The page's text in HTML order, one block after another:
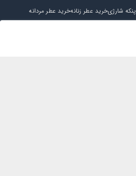
پنکه شارژیخرید عطر زنانهخرید عطر مردانه